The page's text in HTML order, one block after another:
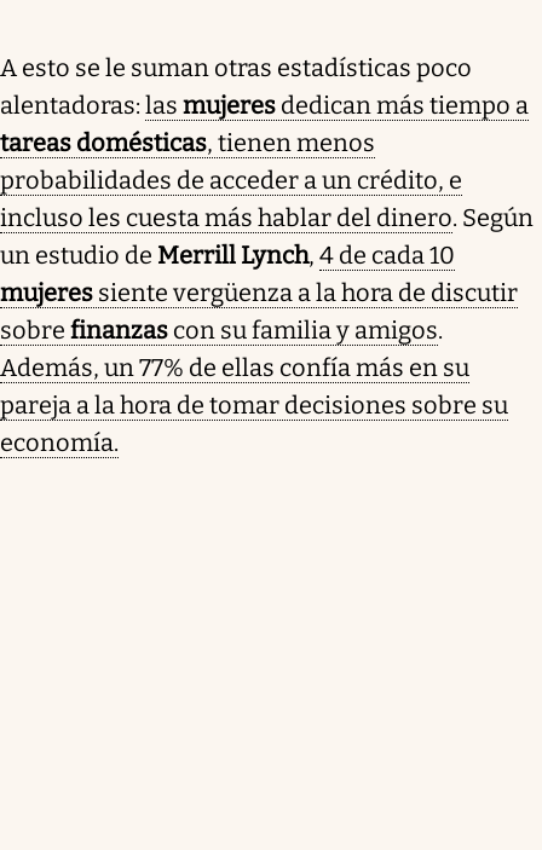
A esto se le suman otras estadísticas poco
alentadoras: las mujeres dedican más tiempo a
tareas domésticas, tienen menos
probabilidades de acceder a un crédito, e
incluso les cuesta más hablar del dinero. Según
un estudio de Merrill Lynch, 4 de cada 10
mujeres siente vergüenza a la hora de discutir
sobre finanzas con su familia y amigos.
Además, un 77% de ellas confía más en su
pareja a la hora de tomar decisiones sobre su
economía.